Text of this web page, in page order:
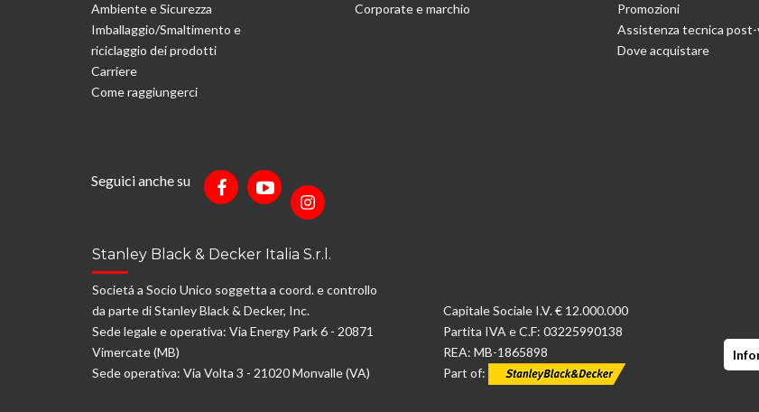
Ambiente e Sicurezza
Imballaggio/Smaltimento e
riciclaggio dei prodotti
Carriere
Come raggiungerci
Corporate e marchio
Promozioni
Assistenza tecnica
Dove acquistare
Seguici anche su
Stanley Black & Decker Italia S.r.l.
Societá a Socio Unico soggetta a coord. e controllo
da parte di Stanley Black & Decker, Inc.
Sede legale e operativa: Via Energy Park 6 - 20871
Vimercate (MB)
Sede operativa: Via Volta 3 - 21020 Monvalle (VA)
Capitale Sociale I.V. € 12.000.000
Partita IVA e C.F: 03225990138
REA: MB-1865898
Part of: